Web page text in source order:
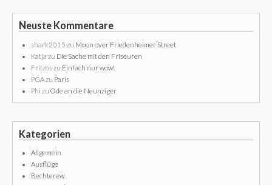
Neuste Kommentare
shark2015 zu Moon over Friedenheimer Street
Katja zu Die Sache mit den Friseuren
Fritzoszu Einfach nur wow!
PGAzu Paris
Phi zu Ode an die Neunziger
Kategorien
Allgemein
Ausflüge
Bechterew